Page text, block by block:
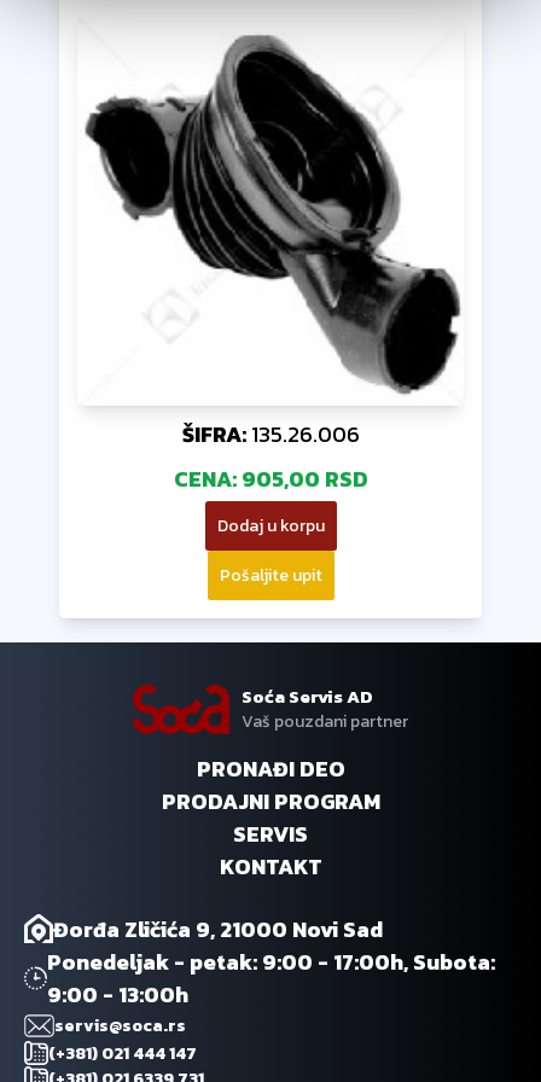
ŠIFRA: 135.26.006
CENA: 905,00 RSD
Dodaj u korpu
Pošaljite upit
Soća Servis AD
Vaš pouzdani partner
PRONAĐI DEO
PRODAJNI PROGRAM
SERVIS
KONTAKT
Đorđa Zličića 9, 21000 Novi Sad
Ponedeljak - petak: 9:00 - 17:00h, Subota:
9:00 - 13:00h
servis@soca.rs
(+381) 021 444 147